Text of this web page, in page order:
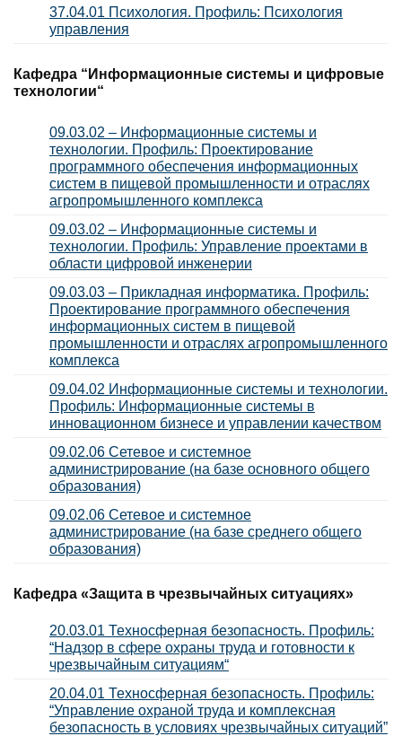
37.04.01 Психология. Профиль: Психология
управления
Кафедра “Информационные системы и цифровые
технологии“
09.03.02 – Информационные системы и
технологии. Профиль: Проектирование
программного обеспечения информационных
систем в пищевой промышленности и отраслях
агропромышленного комплекса
09.03.02 – Информационные системы и
технологии. Профиль: Управление проектами в
области цифровой инженерии
09.03.03 – Прикладная информатика. Профиль:
Проектирование программного обеспечения
информационных систем в пищевой
промышленности и отраслях агропромышленного
комплекса
09.04.02 Информационные системы и технологии.
Профиль: Информационные системы в
инновационном бизнесе и управлении качеством
09.02.06 Сетевое и системное
администрирование (на базе основного общего
образования)
09.02.06 Сетевое и системное
администрирование (на базе среднего общего
образования)
Кафедра «Защита в чрезвычайных ситуациях»
20.03.01 Техносферная безопасность. Профиль:
“Надзор в сфере охраны труда и готовности к
чрезвычайным ситуациям“
20.04.01 Техносферная безопасность. Профиль:
“Управление охраной труда и комплексная
безопасность в условиях чрезвычайных ситуаций”